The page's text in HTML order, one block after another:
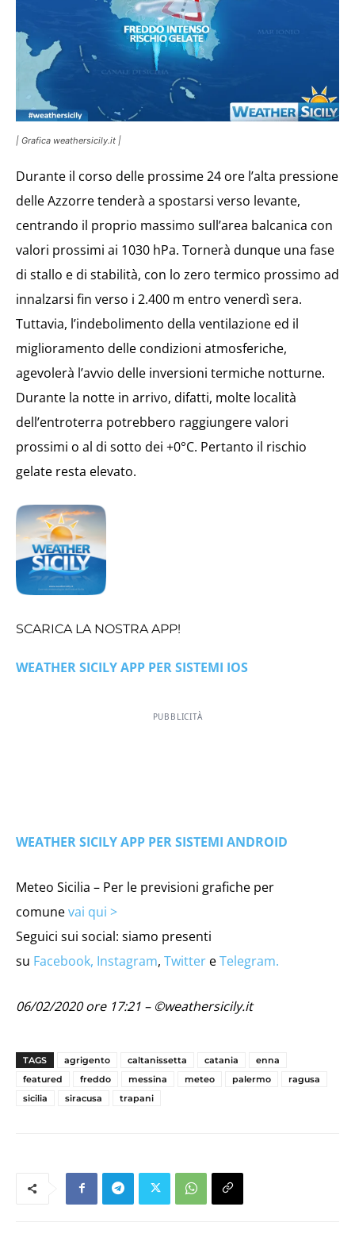
| Grafica weathersicily.it |
Durante il corso delle prossime 24 ore l’alta pressione
delle Azzorre tenderà a spostarsi verso levante,
centrando il proprio massimo sull’area balcanica con
valori prossimi ai 1030 hPa. Tornerà dunque una fase
di stallo e di stabilità, con lo zero termico prossimo ad
innalzarsi fin verso i 2.400 m entro venerdì sera.
Tuttavia, l’indebolimento della ventilazione ed il
miglioramento delle condizioni atmosferiche,
agevolerà l’avvio delle inversioni termiche notturne.
Durante la notte in arrivo, difatti, molte località
dell’entroterra potrebbero raggiungere valori
prossimi o al di sotto dei +0°C. Pertanto il rischio
gelate resta elevato.
SCARICA LA NOSTRA APP!
WEATHER SICILY APP PER SISTEMI IOS
PUBBLICITÀ
WEATHER SICILY APP PER SISTEMI ANDROID
Meteo Sicilia – Per le previsioni grafiche per
comunevai qui >
Seguici sui social: siamo presenti
su Facebook, Instagram, Twitter eTelegram.
06/02/2020 ore 17:21 – ©weathersicily.it
TAGS agrigento caltanissetta catania
enna
featured
freddo messina meteo palermo
ragusa
sicilia
siracusa trapani